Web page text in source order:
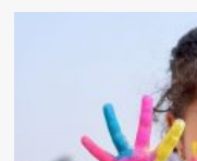
La
preparatoria
del
Plan